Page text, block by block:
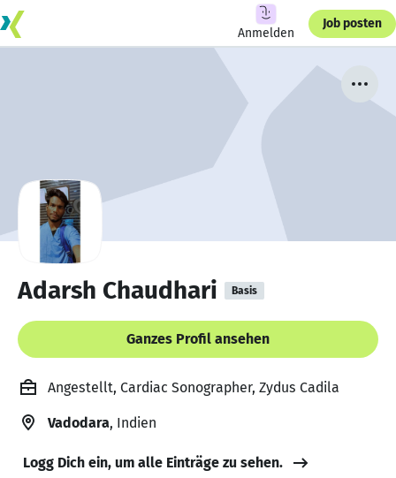
Anmelden
Job posten
Adarsh Chaudhari Basis
Ganzes Profil ansehen
Angestellt, Cardiac Sonographer, Zydus Cadila
Vadodara, Indien
Logg Dich ein, um alle Einträge zu sehen.